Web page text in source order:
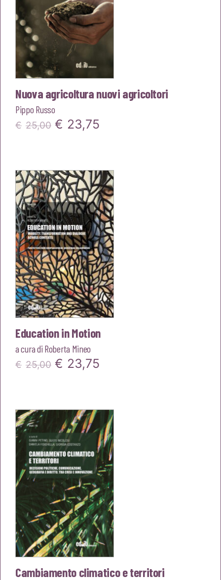
Nuova agricoltura nuovi agricoltori
Pippo Russo
€ 25,00 Il
era:
€25,00.
€ 23,75
è:
€23,75.
Education in Motion
a cura di Roberta Mineo
€ 25,00 Il
era:
€25,00.
€ 23,75
è:
€23,75.
Cambiamento climatico e territori